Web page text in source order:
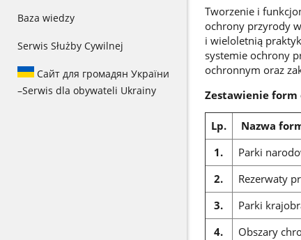
Baza wiedzy
Serwis Służby Cywilnej
Сайт для громадян України
–Serwis dla obywateli Ukrainy
Tworzenie i
ochrony przyrody
i wieloletnią
systemie ochrony
ochronnym oraz
Zestawienie form
Lp. Nazwa
1.
Parki
2.
Rezerwaty
3.
Parki
4.
Obszary